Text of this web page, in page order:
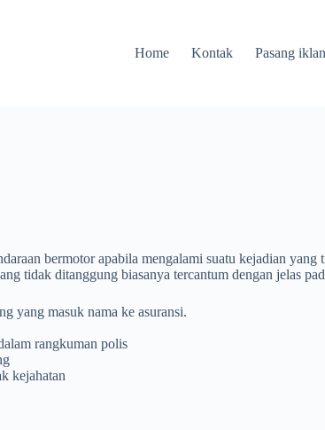
Home Kontak Pasang iklan
bermotor apabila mengalami suatu kejadian
tidak ditanggung biasanya tercantum dengan jelas
yang masuk nama ke asuransi.
rangkuman polis
kejahatan